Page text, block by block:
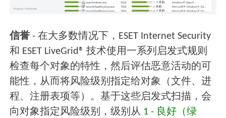
信誉 - 在大多数情况下，ESET Internet Security
和 ESET LiveGrid® 技术使用一系列启发式规则
检查每个对象的特性，然后评估恶意活动的可
能性，从而将风险级别指定给对象（文件、进
程、注册表项等）。基于这些启发式扫描，会
向对象指定风险级别，级别从 1 - 良好（绿